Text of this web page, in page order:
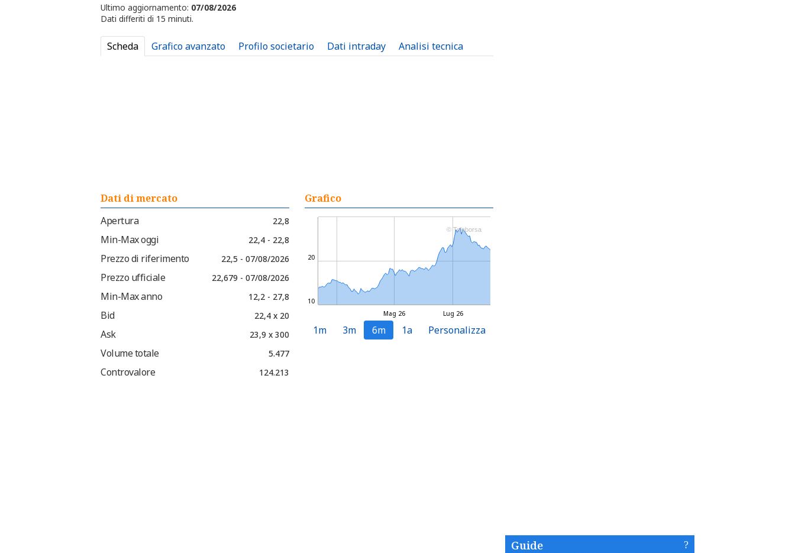
Ultimo aggiornamento: 07/08/2026
Dati differiti di 15 minuti.
Scheda Grafico avanzato Profilo societario Dati intraday Analisi tecnica
Dati di mercato
Apertura
22,8
Min-Max oggi 22,4 - 22,8
Prezzo di riferimento 22,5 - 07/08/2026
Prezzo ufficiale 22,679 - 07/08/2026
Min-Max anno 12,2 - 27,8
Bid 22,4 x 20
Ask 23,9 x 300
Volume totale 5.477
Controvalore 124.213
Grafico
Lug 26
Mag 26
10
20
© Teleborsa
1m 3m 6m 1a Personalizza
Guide